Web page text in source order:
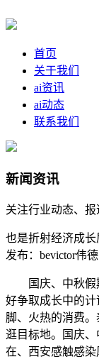
首页
关于我们
ai资讯
ai动态
联系我们
新闻资讯
关注行业动态、报
也是折射经济成
发布：bevictor伟
国庆、中秋假期
好争取成长中的
脚、火热的消费
逛目标地。国庆
在、西安感触感